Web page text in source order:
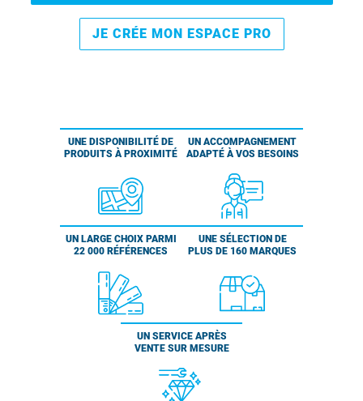
JE CRÉE MON ESPACE PRO
UNE DISPONIBILITÉ DE
PRODUITS À PROXIMITÉ
UN ACCOMPAGNEMENT
ADAPTÉ À VOS BESOINS
UN LARGE CHOIX PARMI
22 000 RÉFÉRENCES
UNE SÉLECTION DE
PLUS DE 160 MARQUES
UN SERVICE APRÈS
VENTE SUR MESURE